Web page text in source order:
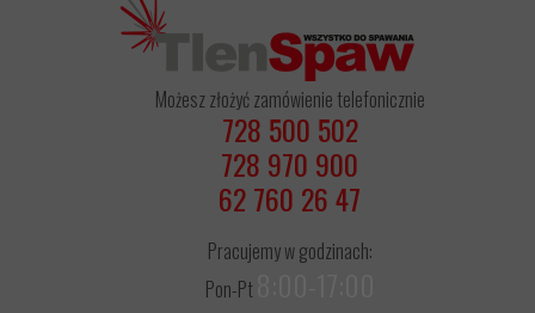
Możesz złożyć zamówienie telefonicznie
728 500 502
728 970 900
62 760 26 47
Pracujemy w godzinach:
Pon-Pt